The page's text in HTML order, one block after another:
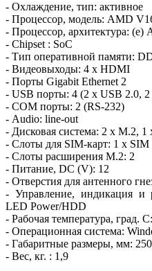
- Охлаждение, тип: активное
- Процессор, модель: AMD
- Процессор, архитектура: (e)
- Chipset : SoC
- Тип оперативной памяти:
- Видеовыходы: 4 x HDMI
- Порты Gigabit Ethernet 2
- USB порты: 4 (2 x USB 2.0,
- COM порты: 2 (RS-232)
- Audio: line-out
- Дисковая система: 2 x M.2, 1
- Слоты для SIM-карт: 1 x SIM
- Слоты расширения M.2: 2
- Питание, DC (V): 12
- Отверстия для антенного
- Управление, индикация и
LED Power/HDD
- Рабочая температура, град.
- Операционная система:
- Габаритные размеры, мм:
- Вес, кг. : 1,9